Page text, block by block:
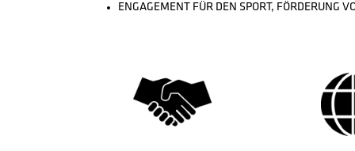
ENGAGEMENT FÜR DEN SPORT, FÖRDERUNG